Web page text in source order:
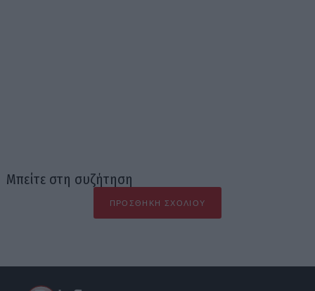
Μπείτε στη συζήτηση
ΠΡΟΣΘΉΚΗ ΣΧΟΛΊΟΥ